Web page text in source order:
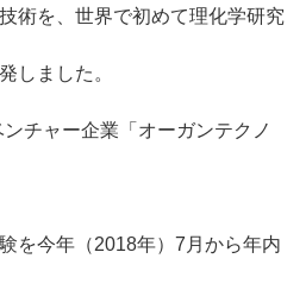
術を、世界で初めて理化学研究
しました。
チャー企業「オーガンテクノ
を今年（2018年）7月から年内